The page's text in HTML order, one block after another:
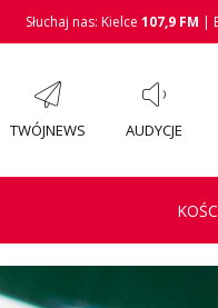
Słuchaj nas: Kielce 107,9 FM |
TWÓJNEWS AUDYCJE